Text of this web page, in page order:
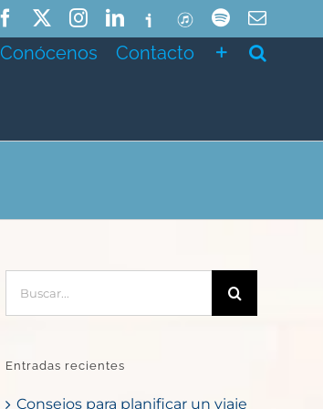
FacebookInstagramLinkedIn
IvooxITunesSpotifyCorreo
Conócenos Contacto
Entradas recientes
Consejos para planificar un viaje